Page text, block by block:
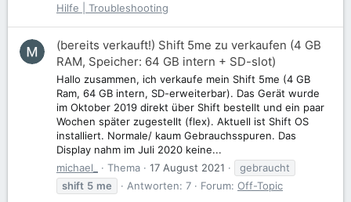
Hilfe | Troubleshooting
(bereits verkauft!) Shift 5me zu verkaufen (4 GB
RAM, Speicher: 64 GB intern + SD-slot)
Hallo zusammen, ich verkaufe mein Shift 5me (4 GB
Ram, 64 GB intern, SD-erweiterbar). Das Gerät wurde
im Oktober 2019 direkt über Shift bestellt und ein paar
Wochen später zugestellt (flex). Aktuell ist Shift OS
installiert. Normale/ kaum Gebrauchsspuren. Das
Display nahm im Juli 2020 keine...
michael_
Thema 17 August 2021
gebraucht
shift 5 me Antworten: 7 Forum: Off-Topic